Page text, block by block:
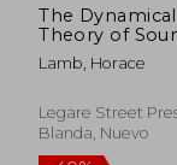
The Dynamical
Theory of
Inglés)
Lamb, Horace
Legare Street
Blanda, Nuevo